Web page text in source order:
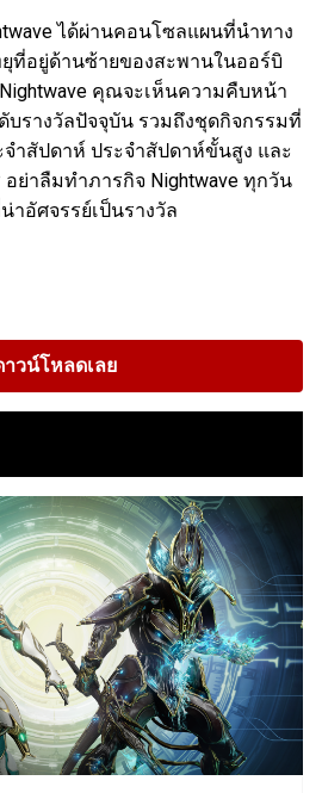
ได้ผ่านคอนโซลแผนที่นำทาง
ที่อยู่ด้านซ้ายของสะพานในออร์บิ
Nightwave คุณจะเห็นความคืบหน้า
บรางวัลปัจจุบัน รวมถึงชุดกิจกรรมที่
ำสัปดาห์ ประจำสัปดาห์ขั้นสูง และ
ย่าลืมทำภารกิจ Nightwave ทุกวัน
าอัศจรรย์เป็นรางวัล
าวน์โหลดเลย